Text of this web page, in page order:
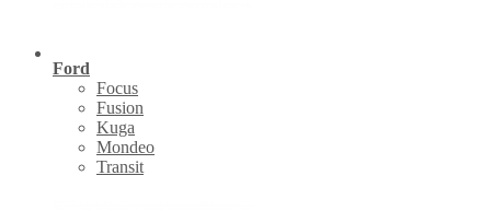
Ford
Focus
Fusion
Kuga
Mondeo
Transit